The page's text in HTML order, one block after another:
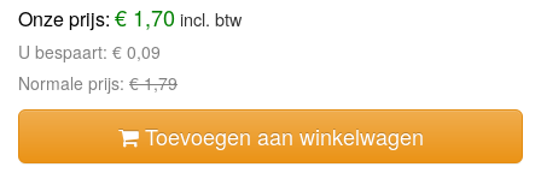
Onze prijs: € 1,70incl. btw
U bespaart: € 0,09
Normale prijs: € 1,79
Toevoegen aan winkelwagen